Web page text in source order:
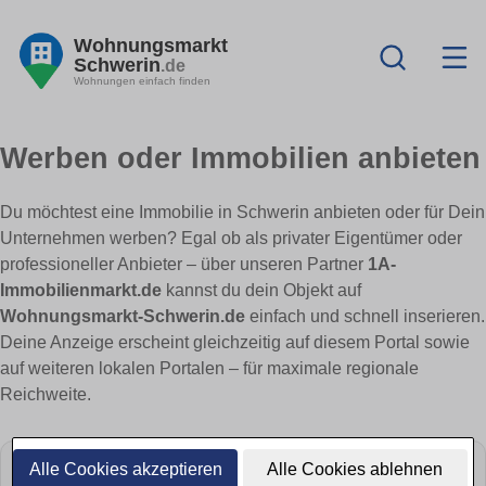
Alle Cookies akzeptieren Alle Cookies ablehnen
Wohnungsmarkt
Schwerin.de
Wohnungen einfach finden
Werben oder Immobilien anbieten
Du möchtest eine Immobilie in Schwerin anbieten oder für Dein
Unternehmen werben? Egal ob als privater Eigentümer oder
professioneller Anbieter – über unseren Partner 1A-
Immobilienmarkt.de kannst du dein Objekt auf
Wohnungsmarkt-Schwerin.de einfach und schnell inserieren.
Deine Anzeige erscheint gleichzeitig auf diesem Portal sowie
auf weiteren lokalen Portalen – für maximale regionale
Reichweite.